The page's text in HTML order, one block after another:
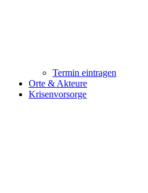
Termin eintragen
Orte & Akteure
Krisenvorsorge